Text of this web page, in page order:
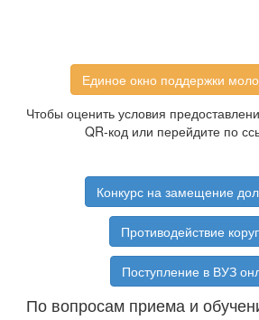
Единое окно поддержки
Чтобы оценить условия
QR-код или перейдите по
Конкурс на замещение
Противодействие
Поступление в ВУЗ
По вопросам приема и